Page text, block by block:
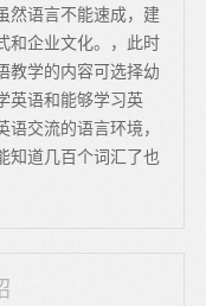
然语言不能速成，建
企业文化。，此时
教学的内容可选择幼
英语和能够学习英
交流的语言环境，
知道几百个词汇了也